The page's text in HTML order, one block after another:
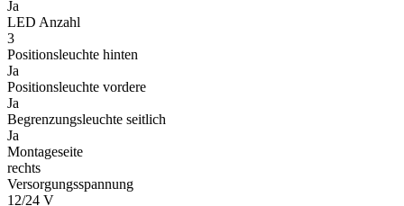
Ja
LED Anzahl
3
Positionsleuchte hinten
Ja
Positionsleuchte vordere
Ja
Begrenzungsleuchte seitlich
Ja
Montageseite
rechts
Versorgungsspannung
12/24 V